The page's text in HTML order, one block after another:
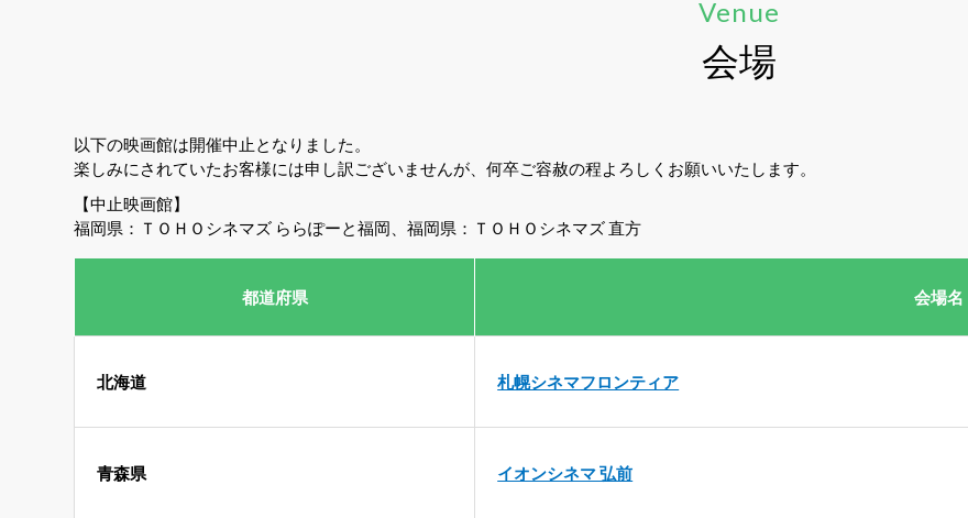
Venue
会場
以下の映画館は開催中止となりました。
楽しみにされていたお客様には申し訳ございませんが、何卒ご容赦の程よろしくお願いいたします。
【中止映画館】
福岡県：ＴＯＨＯシネマズ ららぽーと福岡、福岡県：ＴＯＨＯシネマズ 直方
都道府県 会場名
北海道 札幌シネマフロンティア
青森県 イオンシネマ 弘前